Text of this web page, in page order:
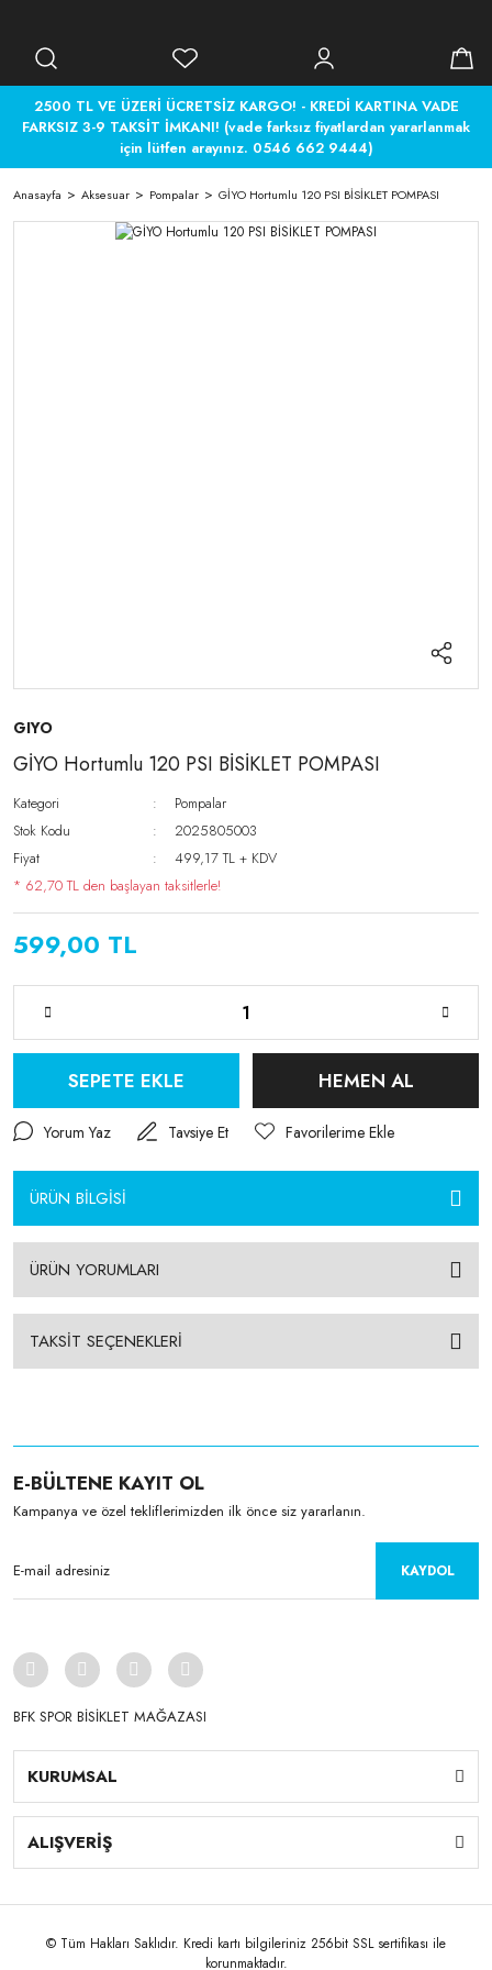
2500 TL VE ÜZERİ ÜCRETSİZ KARGO! - KREDİ KARTINA VADE
FARKSIZ 3-9 TAKSİT İMKANI! (vade farksız fiyatlardan yararlanmak
için lütfen arayınız. 0546 662 9444)
Anasayfa Aksesuar Pompalar GİYO Hortumlu 120 PSI BİSİKLET POMPASI
GIYO
GİYO Hortumlu 120 PSI BİSİKLET POMPASI
Kategori
Pompalar
Stok Kodu
2025805003
Fiyat
499,17 TL + KDV
* 62,70 TL den başlayan taksitlerle!
599,00 TL
SEPETE EKLE HEMEN AL
Yorum Yaz Tavsiye Et
ÜRÜN BİLGİSİ
ÜRÜN YORUMLARI
TAKSİT SEÇENEKLERİ
E-BÜLTENE KAYIT OL
Kampanya ve özel tekliflerimizden ilk önce siz yararlanın.
KAYDOL
BFK SPOR BİSİKLET MAĞAZASI
KURUMSAL
ALIŞVERİŞ
© Tüm Hakları Saklıdır. Kredi kartı bilgileriniz 256bit SSL sertifikası ile
korunmaktadır.